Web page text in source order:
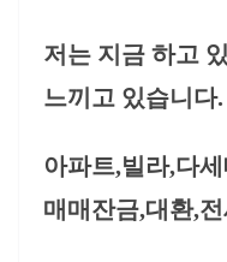
저는 지금 하고
느끼고 있습니다.
아파트,빌라,다
매매잔금,대환,